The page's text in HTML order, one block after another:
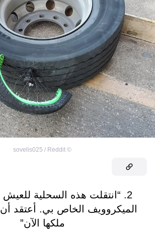
©
sovelis025 / Reddit
2. “انتقلت هذه السحلية
الميكروويف الخاص بي. أعتقد أن
ملكها الآن”